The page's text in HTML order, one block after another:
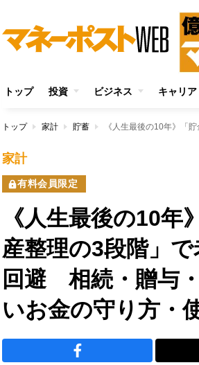
トップ 投資 ビジネス キャリア
トップ 家計 貯蓄
家計
有料会員限定
《人生最後の10年
産整理の3段階」
回避 相続・贈与
いお金の守り方・